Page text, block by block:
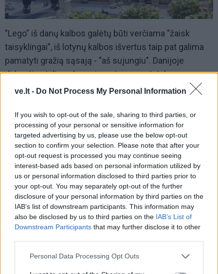
ve.lt - Do Not Process My Personal Information
If you wish to opt-out of the sale, sharing to third parties, or
processing of your personal or sensitive information for
targeted advertising by us, please use the below opt-out
section to confirm your selection. Please note that after your
opt-out request is processed you may continue seeing
interest-based ads based on personal information utilized by
us or personal information disclosed to third parties prior to
your opt-out. You may separately opt-out of the further
disclosure of your personal information by third parties on the
IAB’s list of downstream participants. This information may
also be disclosed by us to third parties on the IAB’s List of
Downstream Participants that may further disclose it to other
Personal Data Processing Opt Outs
"Lego" iš danų kalbos galėtų būti verčiama "žaisk
taisyklingai", iš lotynų kalbos išvertus taip pat galima
pamatyti gražią sąsają - "aš sujungiu". Danijoje
dirbantis stalius eksperimentavo su statybos
blokeliais, o jo sūnus, Gotfredas, 1954-aisiais
keturiolikos metų buvo atidarytas Legolendas - visų
vaikų džiaugsmas.